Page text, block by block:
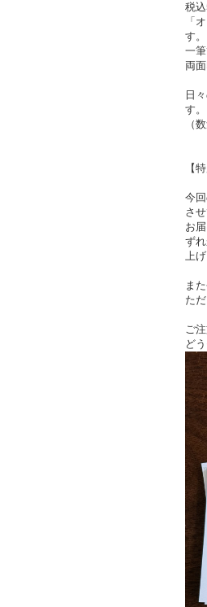
税
「
す。
一
両
日
す。
（
【
今
さ
お
ず
上
ま
ただ
ご
ど